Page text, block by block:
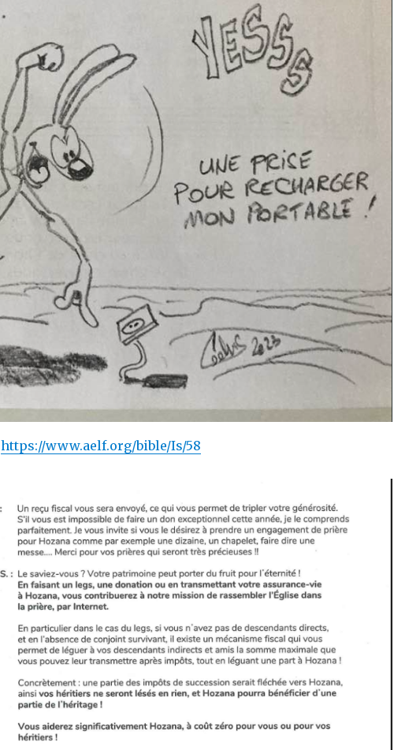
https://www.aelf.org/bible/Is/58